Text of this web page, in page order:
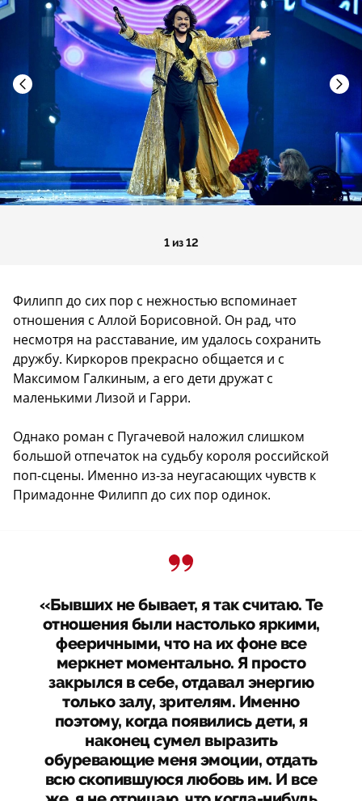
1 из 12
Филипп до сих пор с нежностью вспоминает
отношения с Аллой Борисовной. Он рад, что
несмотря на расставание, им удалось сохранить
дружбу. Киркоров прекрасно общается и с
Максимом Галкиным, а его дети дружат с
маленькими Лизой и Гарри.
Однако роман с Пугачевой наложил слишком
большой отпечаток на судьбу короля российской
поп-сцены. Именно из-за неугасающих чувств к
Примадонне Филипп до сих пор одинок.
«Бывших не бывает, я так считаю. Те
отношения были настолько яркими,
фееричными, что на их фоне все
меркнет моментально. Я просто
закрылся в себе, отдавал энергию
только залу, зрителям. Именно
поэтому, когда появились дети, я
наконец сумел выразить
обуревающие меня эмоции, отдать
всю скопившуюся любовь им. И все